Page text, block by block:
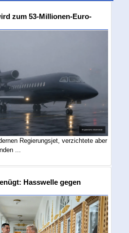
zum 53-Millionen-Euro-
Regierungsjet, verzichtete aber
...
Hasswelle gegen